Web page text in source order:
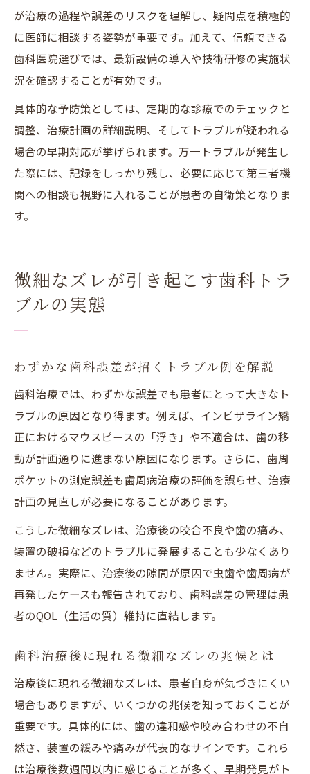
が治療の過程や誤差のリスクを理解し、疑問点を積極的
に医師に相談する姿勢が重要です。加えて、信頼できる
歯科医院選びでは、最新設備の導入や技術研修の実施状
況を確認することが有効です。
具体的な予防策としては、定期的な診療でのチェックと
調整、治療計画の詳細説明、そしてトラブルが疑われる
場合の早期対応が挙げられます。万一トラブルが発生し
た際には、記録をしっかり残し、必要に応じて第三者機
関への相談も視野に入れることが患者の自衛策となりま
す。
微細なズレが引き起こす歯科トラ
ブルの実態
わずかな歯科誤差が招くトラブル例を解説
歯科治療では、わずかな誤差でも患者にとって大きなト
ラブルの原因となり得ます。例えば、インビザライン矯
正におけるマウスピースの「浮き」や不適合は、歯の移
動が計画通りに進まない原因になります。さらに、歯周
ポケットの測定誤差も歯周病治療の評価を誤らせ、治療
計画の見直しが必要になることがあります。
こうした微細なズレは、治療後の咬合不良や歯の痛み、
装置の破損などのトラブルに発展することも少なくあり
ません。実際に、治療後の隙間が原因で虫歯や歯周病が
再発したケースも報告されており、歯科誤差の管理は患
者のQOL（生活の質）維持に直結します。
歯科治療後に現れる微細なズレの兆候とは
治療後に現れる微細なズレは、患者自身が気づきにくい
場合もありますが、いくつかの兆候を知っておくことが
重要です。具体的には、歯の違和感や咬み合わせの不自
然さ、装置の緩みや痛みが代表的なサインです。これら
は治療後数週間以内に感じることが多く、早期発見がト